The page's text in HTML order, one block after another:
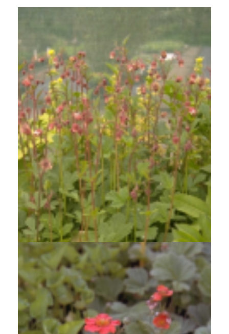
Knikkend nagelkruid
Geum rivale